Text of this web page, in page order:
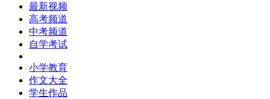
最新视频
高考频道
中考频道
自学考试
小学教育
作文大全
学生作品